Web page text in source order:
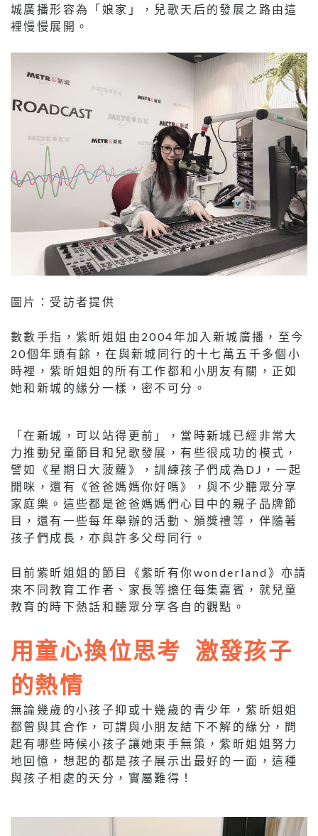
城廣播形容為「娘家」，兒歌天后的發展之路由這
裡慢慢展開。
圖片：受訪者提供
數數手指，紫昕姐姐由2004年加入新城廣播，至今
20個年頭有餘，在與新城同行的十七萬五千多個小
時裡，紫昕姐姐的所有工作都和小朋友有關，正如
她和新城的緣分一樣，密不可分。
「在新城，可以站得更前」，當時新城已經非常大
力推動兒童節目和兒歌發展，有些很成功的模式，
譬如《星期日大菠蘿》，訓練孩子們成為DJ，一起
開咪，還有《爸爸媽媽你好嗎》，與不少聽眾分享
家庭樂。這些都是爸爸媽媽們心目中的親子品牌節
目，還有一些每年舉辦的活動、頒獎禮等，伴隨著
孩子們成長，亦與許多父母同行。
目前紫昕姐姐的節目《紫昕有你wonderland》亦請
來不同教育工作者、家長等擔任每集嘉賓，就兒童
教育的時下熱話和聽眾分享各自的觀點。
用童心換位思考 激發孩子
的熱情
無論幾歲的小孩子抑或十幾歲的青少年，紫昕姐姐
都曾與其合作，可謂與小朋友結下不解的緣分，問
起有哪些時候小孩子讓她束手無策，紫昕姐姐努力
地回憶，想起的都是孩子展示出最好的一面，這種
與孩子相處的天分，實屬難得！